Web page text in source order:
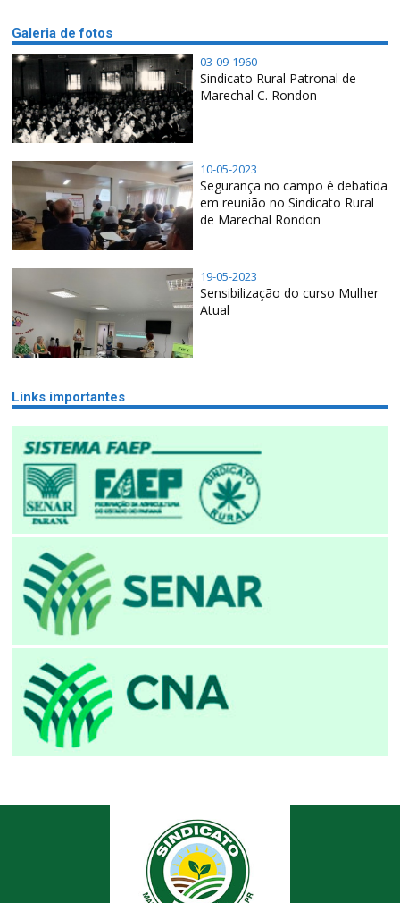
Galeria de fotos
03-09-1960
Sindicato Rural Patronal de
Marechal C. Rondon
10-05-2023
Segurança no campo é debatida
em reunião no Sindicato Rural
de Marechal Rondon
19-05-2023
Sensibilização do curso Mulher
Atual
Links importantes